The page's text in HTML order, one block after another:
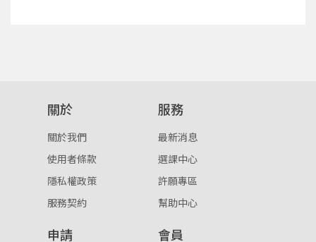
入。
重設密碼
點擊下方「確定」將前一位使用者強制登出。
確定
取消
關於
關於我們
使用者條款
隱私權政策
服務契約
服務
最新消息
選課中心
許願專區
幫助中心
申請 會員